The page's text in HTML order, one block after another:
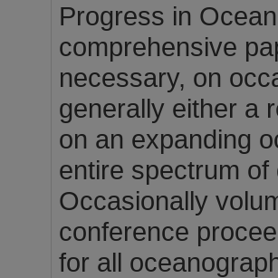
Progress in
comprehensive
necessary, on
generally either a
on an expanding
entire spectrum
Occasionally
conference
for all